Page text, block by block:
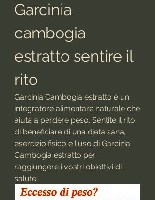
Garcinia
cambogia
estratto sentire il
rito
Garcinia Cambogia estratto è un
integratore alimentare naturale che
aiuta a perdere peso. Sentite il rito
di beneficiare di una dieta sana,
esercizio fisico e l'uso di Garcinia
Cambogia estratto per
raggiungere i vostri obiettivi di
salute.